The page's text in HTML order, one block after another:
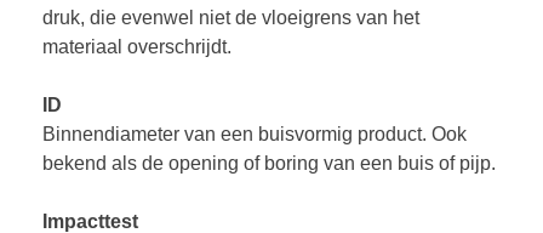
druk, die evenwel niet de vloeigrens van het
materiaal overschrijdt.
ID
Binnendiameter van een buisvormig product. Ook
bekend als de opening of boring van een buis of pijp.
Impacttest